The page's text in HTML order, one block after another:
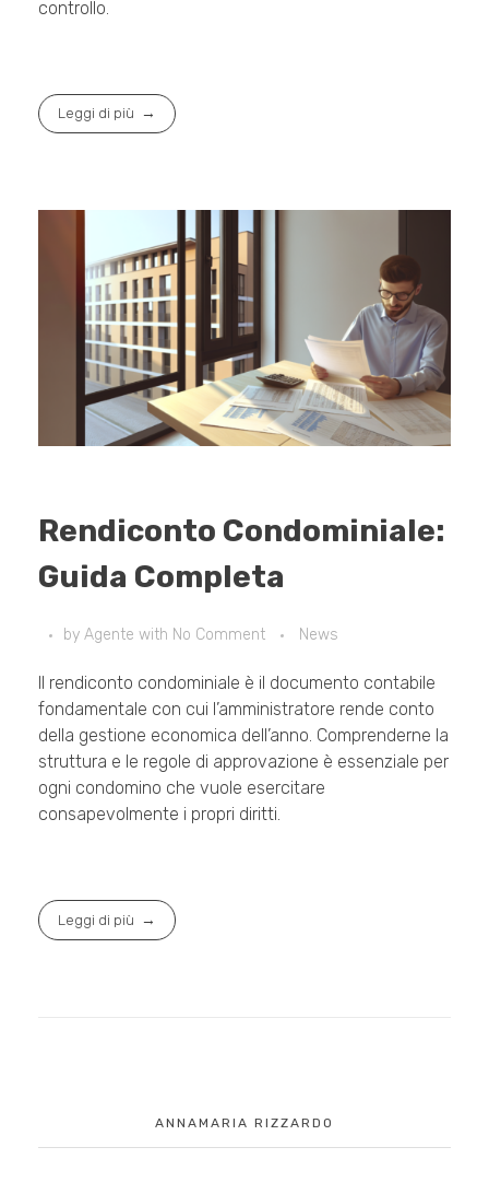
controllo.
Leggi di più
Rendiconto Condominiale:
Guida Completa
by Agente with No Comment News
Il rendiconto condominiale è il documento contabile
fondamentale con cui l’amministratore rende conto
della gestione economica dell’anno. Comprenderne la
struttura e le regole di approvazione è essenziale per
ogni condomino che vuole esercitare
consapevolmente i propri diritti.
Leggi di più
ANNAMARIA RIZZARDO